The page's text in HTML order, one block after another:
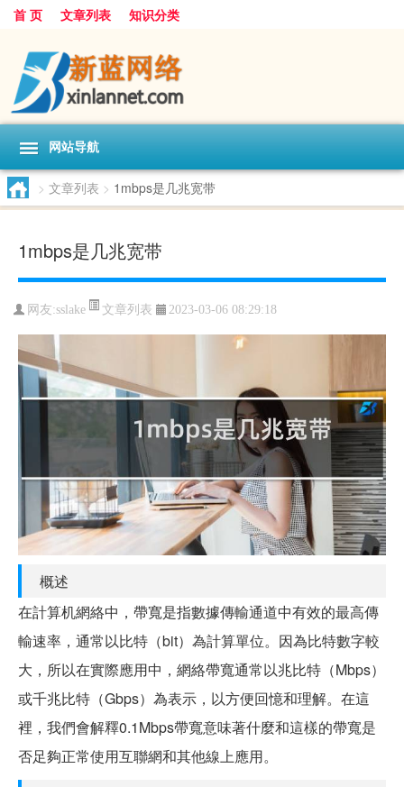
首 页 文章列表 知识分类
网站导航
> 文章列表 > 1mbps是几兆宽带
1mbps是几兆宽带
网友:sslake 文章列表 2023-03-06 08:29:18
概述
在計算机網絡中，帶寬是指數據傳輸通道中有效的最高傳
輸速率，通常以比特（bit）為計算單位。因為比特數字較
大，所以在實際應用中，網絡帶寬通常以兆比特（Mbps）
或千兆比特（Gbps）為表示，以方便回憶和理解。在這
裡，我們會解釋0.1Mbps帶寬意味著什麼和這樣的帶寬是
否足夠正常使用互聯網和其他線上應用。